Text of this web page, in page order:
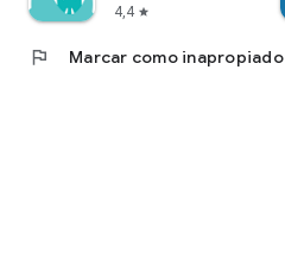
4,4 star
flag Marcar como inapropiado